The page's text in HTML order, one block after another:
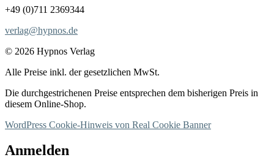
+49 (0)711 2369344
verlag@hypnos.de
© 2026 Hypnos Verlag
Alle Preise inkl. der gesetzlichen MwSt.
Die durchgestrichenen Preise entsprechen dem bisherigen Preis in
diesem Online-Shop.
WordPress Cookie-Hinweis von Real Cookie Banner
Anmelden